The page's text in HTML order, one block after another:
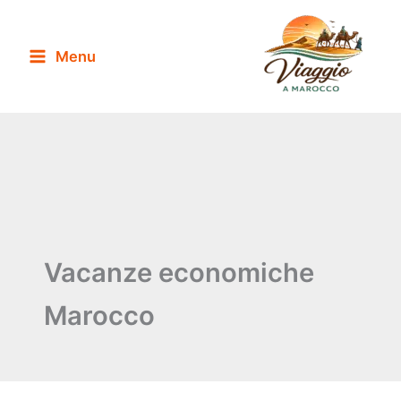
contenutoMenu
Vacanze economiche
Marocco